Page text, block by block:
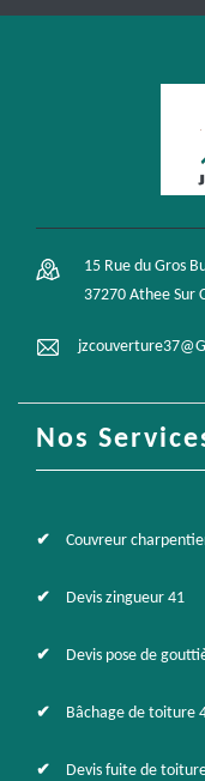
15 Rue du Gros
37270 Athee Sur
Nos
Couvreur
Devis zingueur 41
Devis pose de
Bâchage de toiture
Devis fuite de